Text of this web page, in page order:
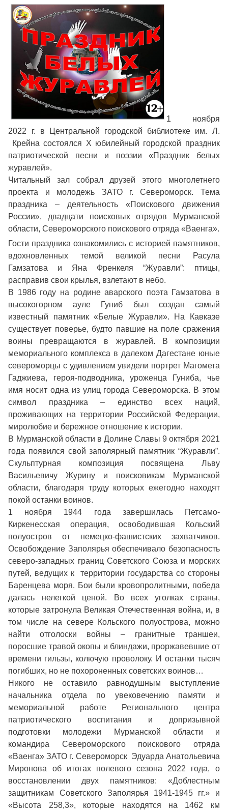
1 ноября
2022 г. в Центральной городской библиотеке им. Л.
Крейна состоялся X юбилейный городской праздник
патриотической песни и поэзии «Праздник белых
журавлей».
Читальный зал собрал друзей этого многолетнего
проекта и молодежь ЗАТО г. Североморск. Тема
праздника – деятельность «Поискового движения
России», двадцати поисковых отрядов Мурманской
области, Североморского поискового отряда «Ваенга».
Гости праздника ознакомились с историей памятников,
вдохновленных темой великой песни Расула
Гамзатова и Яна Френкеля “Журавли”: птицы,
расправив свои крылья, взлетают в небо.
В 1986 году на родине аварского поэта Гамзатова в
высокогорном ауле Гуниб был создан самый
известный памятник «Белые Журавли». На Кавказе
существует поверье, будто павшие на поле сражения
воины превращаются в журавлей. В композиции
мемориального комплекса в далеком Дагестане юные
североморцы с удивлением увидели портрет Магомета
Гаджиева, героя-подводника, уроженца Гуниба, чье
имя носит одна из улиц города Североморска. В этом
символ праздника – единство всех наций,
проживающих на территории Российской Федерации,
миролюбие и бережное отношение к истории.
В Мурманской области в Долине Славы 9 октября 2021
года появился свой заполярный памятник “Журавли”.
Скульптурная композиция посвящена Льву
Васильевичу Журину и поисковикам Мурманской
области, благодаря труду которых ежегодно находят
покой останки воинов.
1 ноября 1944 года завершилась Петсамо-
Киркенесская операция, освободившая Кольский
полуостров от немецко-фашистских захватчиков.
Освобождение Заполярья обеспечивало безопасность
северо-западных границ Советского Союза и морских
путей, ведущих к территории государства со стороны
Баренцева моря. Бои были кровопролитными, победа
далась нелегкой ценой. Во всех уголках страны,
которые затронула Великая Отечественная война, и, в
том числе на севере Кольского полуострова, можно
найти отголоски войны – гранитные траншеи,
поросшие травой окопы и блиндажи, проржавевшие от
времени гильзы, колючую проволоку. И останки тысяч
погибших, но не похороненных советских воинов…
Никого не оставило равнодушным выступление
начальника отдела по увековечению памяти и
мемориальной работе Регионального центра
патриотического воспитания и допризывной
подготовки молодежи Мурманской области и
командира Североморского поискового отряда
«Ваенга» ЗАТО г. Североморск Эдуарда Анатольевича
Миронова об итогах полевого сезона 2022 года, о
восстановлении двух памятников: «Доблестным
защитникам Советского Заполярья 1941-1945 гг.» и
«Высота 258,3», которые находятся на 1462 км